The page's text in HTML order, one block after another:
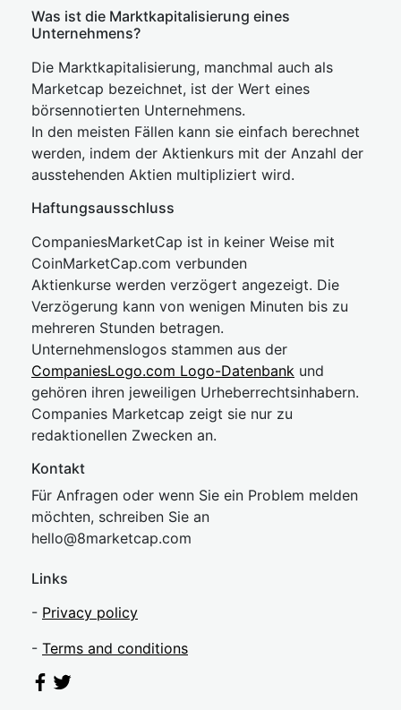
Was ist die Marktkapitalisierung eines
Unternehmens?
Die Marktkapitalisierung, manchmal auch als
Marketcap bezeichnet, ist der Wert eines
börsennotierten Unternehmens.
In den meisten Fällen kann sie einfach berechnet
werden, indem der Aktienkurs mit der Anzahl der
ausstehenden Aktien multipliziert wird.
Haftungsausschluss
CompaniesMarketCap ist in keiner Weise mit
CoinMarketCap.com verbunden
Aktienkurse werden verzögert angezeigt. Die
Verzögerung kann von wenigen Minuten bis zu
mehreren Stunden betragen.
Unternehmenslogos stammen aus der
CompaniesLogo.com Logo-Datenbank und
gehören ihren jeweiligen Urheberrechtsinhabern.
Companies Marketcap zeigt sie nur zu
redaktionellen Zwecken an.
Kontakt
Für Anfragen oder wenn Sie ein Problem melden
möchten, schreiben Sie an
hello@8marketcap.com
Links
- Privacy policy
- Terms and conditions